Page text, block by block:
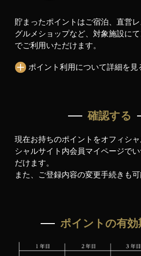
貯まったポイントはご宿泊、直営レ
グルメショップなど、対象施設に
でご利用いただけます。
ポイント利用について詳細を見
確認する
現在お持ちのポイントをオフィシ
シャルサイト内会員マイページで
だけます。
また、ご登録内容の変更手続きも可
ポイントの有効